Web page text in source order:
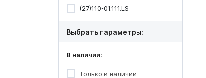
(27)110-01.111.LS
Выбрать параметры:
В наличии:
Только в наличии